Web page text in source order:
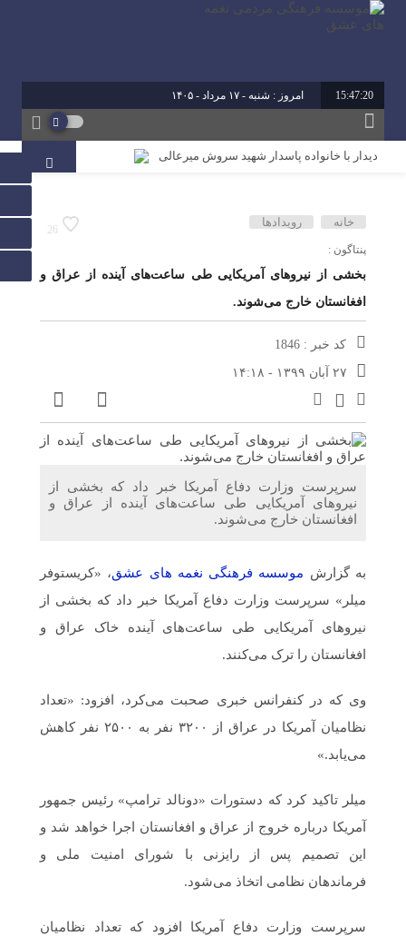
15:47:21 امروز : شنبه - ۱۷ مرداد - ۱۴۰۵
برابر با : Saturday - 8 August - 2026
دیدار با خانواده پاسدار شهید سروش میرعالی
محمد رشیدیان مدیر شبکه فرهنگی مردمی نغمه های عشق
اندیمشک: غدیر نشانه تداوم حرکت نبوت در مسیر امامت
است تا امت اسلامی با فروغ نور ولایت، راه عدالت را بپیماید.
برگزاری کارگاه کارآفرینی اجتماعی و راه اندازی پروژه های
کوچک و موثر در موسسه فرهنگی مردمی نغمه های عشق
اندیمشک
دیدار دبیر جدید موسسه فرهنگی مردمی نغمه های عشق
اندیمشک با معاونت جوانان اداره کل ورزش و جوانان
خوزستان
دیدار دبیر موسسه فرهنگی مردمی نغمه های عشق با ریاست
اداره ورزش و جوانان اندیمشک
مناسبت نیمه شعبان و دهه فجر و هفته ی جوان در اندیمشک
برگزار شد.
مراسم جشن ولادت امام زمان (عج) و جشن فجر انقلاب
اسلامی و هفته ی جوان در اندیمشک برگزار شد.
تشریح برنامه های دهه مهدویت شبکه فرهنگی مردمی نغمه
های عشق اندیمشک
26
خانه رویدادها
پنتاگون :
بخشی از نیروهای آمریکایی طی ساعت‌های آینده از عراق و
افغانستان خارج می‌شوند.
کد خبر : 1846
۲۷ آبان ۱۳۹۹ - ۱۴:۱۸
سرپرست وزارت دفاع آمریکا خبر داد که بخشی از
نیروهای آمریکایی طی ساعت‌های آینده از عراق و
افغانستان خارج می‌شوند.
به گزارش موسسه فرهنگی نغمه های عشق، «کریستوفر
میلر» سرپرست وزارت دفاع آمریکا خبر داد که بخشی از
نیروهای آمریکایی طی ساعت‌های آینده خاک عراق و
افغانستان را ترک می‌کنند.
وی که در کنفرانس خبری صحبت می‌کرد، افزود: «تعداد
نظامیان آمریکا در عراق از ۳۲۰۰ نفر به ۲۵۰۰ نفر کاهش
می‌یابد.»
میلر تاکید کرد که دستورات «دونالد ترامپ» رئیس جمهور
آمریکا درباره خروج از عراق و افغانستان اجرا خواهد شد و
این تصمیم پس از رایزنی با شورای امنیت ملی و
فرماندهان نظامی اتخاذ می‌شود.
سرپرست وزارت دفاع آمریکا افزود که تعداد نظامیان